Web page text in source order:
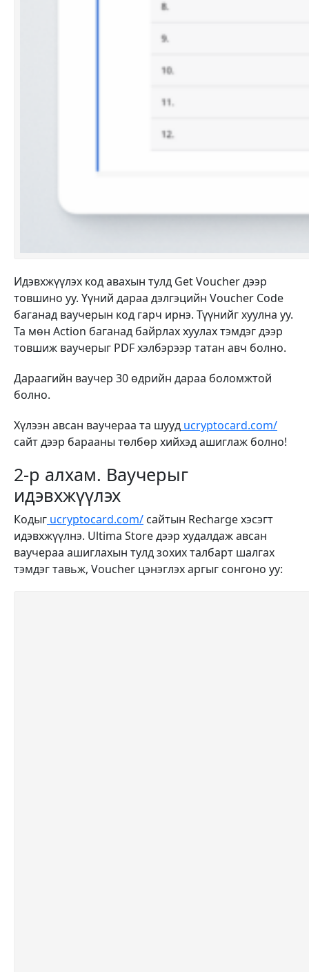
Идэвхжүүлэх код авахын тулд Get Voucher дээр
товшино уу. Үүний дараа дэлгэцийн Voucher Code
баганад ваучерын код гарч ирнэ. Түүнийг хуулна уу.
Та мөн Action баганад байрлах хуулах тэмдэг дээр
товшиж ваучерыг PDF хэлбэрээр татан авч болно.
Дараагийн ваучер 30 өдрийн дараа боломжтой
болно.
Хүлээн авсан ваучераа та шууд ucryptocard.com/
сайт дээр барааны төлбөр хийхэд ашиглаж болно!
2-р алхам. Ваучерыг
идэвхжүүлэх
Кодыг ucryptocard.com/ сайтын Recharge хэсэгт
идэвхжүүлнэ. Ultima Store дээр худалдаж авсан
ваучераа ашиглахын тулд зохих талбарт шалгах
тэмдэг тавьж, Voucher цэнэглэх аргыг сонгоно уу: